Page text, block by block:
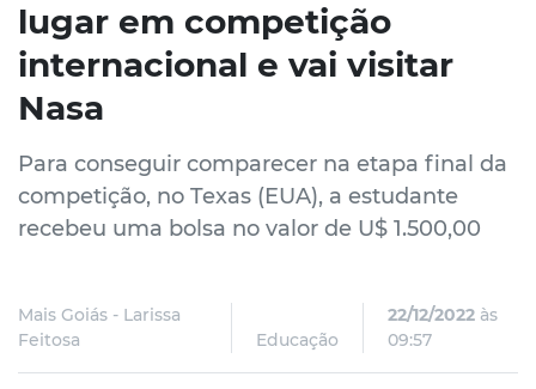
lugar em competição
internacional e vai visitar
Nasa
Para conseguir comparecer na etapa final da
competição, no Texas (EUA), a estudante
recebeu uma bolsa no valor de U$ 1.500,00
Mais Goiás - Larissa
Feitosa
Educação
22/12/2022às
09:57